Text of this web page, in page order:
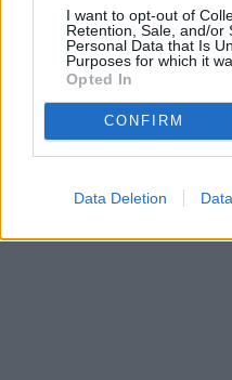
I want to opt-out of
Retention, Sale, and/or
Personal Data that Is
Purposes for which it
Opted In
CONFIRM
Data Deletion